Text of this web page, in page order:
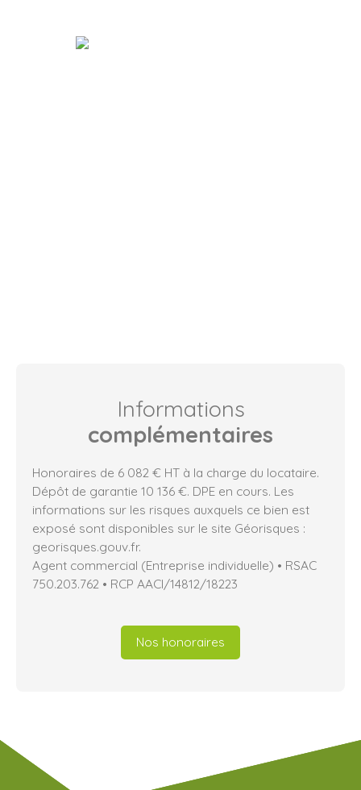
Informations
complémentaires
Honoraires de 6 082 € HT à la charge du locataire.
Dépôt de garantie 10 136 €. DPE en cours. Les
informations sur les risques auxquels ce bien est
exposé sont disponibles sur le site Géorisques :
georisques.gouv.fr.
Agent commercial (Entreprise individuelle) • RSAC
750.203.762 • RCP AACI/14812/18223
Nos honoraires